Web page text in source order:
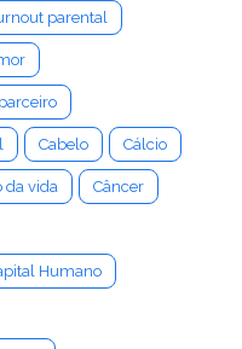
parental
Cabelo Cálcio
da vida Câncer
Humano